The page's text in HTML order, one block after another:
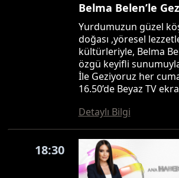
Belma Belen’le
Yurdumuzun güzel
doğası ,yöresel
kültürleriyle, Belma
özgü keyifli
İle Geziyoruz her
16.50’de Beyaz TV
Detaylı Bilgi
18:30